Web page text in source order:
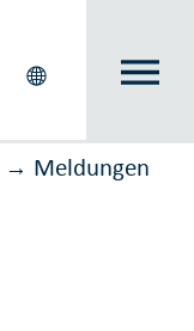
→ Meldungen